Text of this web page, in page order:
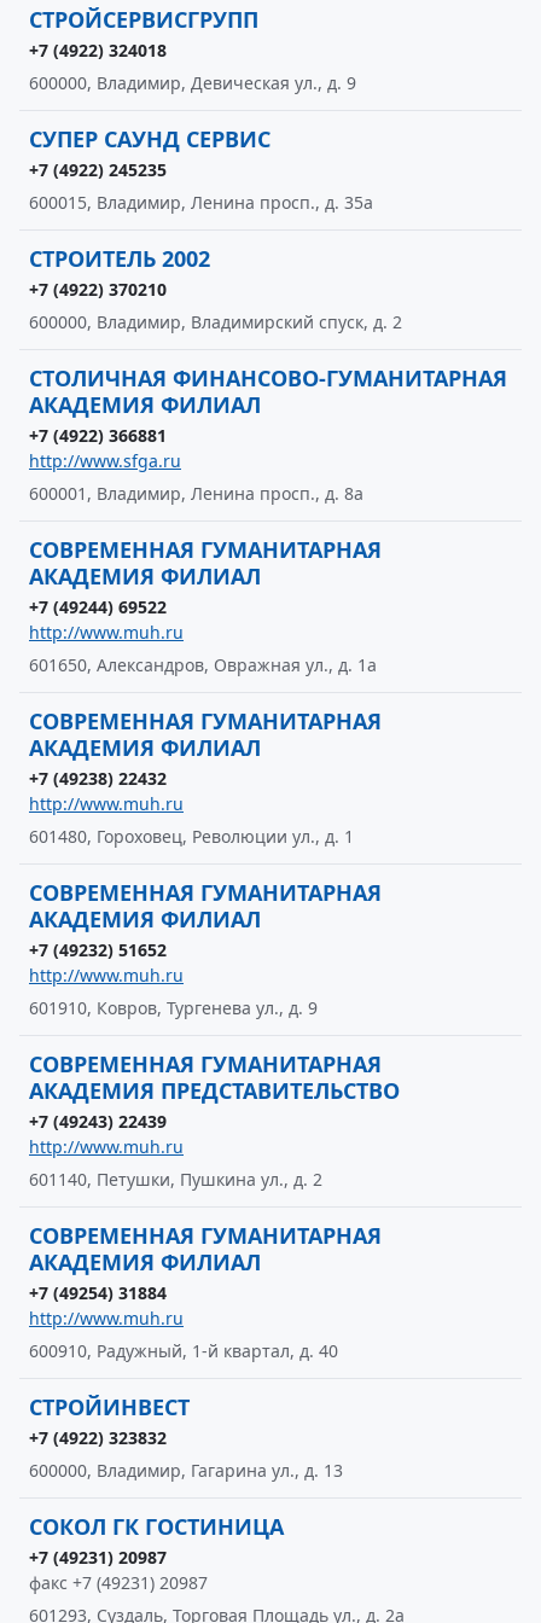
СТРОЙСЕРВИСГРУПП
+7 (4922) 324018
600000, Владимир, Девическая ул., д. 9
СУПЕР САУНД СЕРВИС
+7 (4922) 245235
600015, Владимир, Ленина просп., д. 35а
СТРОИТЕЛЬ 2002
+7 (4922) 370210
600000, Владимир, Владимирский спуск, д. 2
СТОЛИЧНАЯ ФИНАНСОВО-ГУМАНИТАРНАЯ
АКАДЕМИЯ ФИЛИАЛ
+7 (4922) 366881
http://www.sfga.ru
600001, Владимир, Ленина просп., д. 8а
СОВРЕМЕННАЯ ГУМАНИТАРНАЯ
АКАДЕМИЯ ФИЛИАЛ
+7 (49244) 69522
http://www.muh.ru
601650, Александров, Овражная ул., д. 1а
СОВРЕМЕННАЯ ГУМАНИТАРНАЯ
АКАДЕМИЯ ФИЛИАЛ
+7 (49238) 22432
http://www.muh.ru
601480, Гороховец, Революции ул., д. 1
СОВРЕМЕННАЯ ГУМАНИТАРНАЯ
АКАДЕМИЯ ФИЛИАЛ
+7 (49232) 51652
http://www.muh.ru
601910, Ковров, Тургенева ул., д. 9
СОВРЕМЕННАЯ ГУМАНИТАРНАЯ
АКАДЕМИЯ ПРЕДСТАВИТЕЛЬСТВО
+7 (49243) 22439
http://www.muh.ru
601140, Петушки, Пушкина ул., д. 2
СОВРЕМЕННАЯ ГУМАНИТАРНАЯ
АКАДЕМИЯ ФИЛИАЛ
+7 (49254) 31884
http://www.muh.ru
600910, Радужный, 1-й квартал, д. 40
СТРОЙИНВЕСТ
+7 (4922) 323832
600000, Владимир, Гагарина ул., д. 13
СОКОЛ ГК ГОСТИНИЦА
+7 (49231) 20987
факс +7 (49231) 20987
601293, Суздаль, Торговая Площадь ул., д. 2а